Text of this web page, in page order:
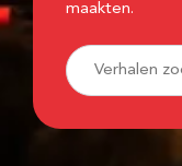
maakten.